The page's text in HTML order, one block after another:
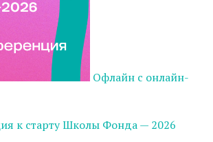
Офлайн с онлайн-
к старту Школы Фонда — 2026